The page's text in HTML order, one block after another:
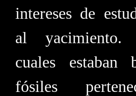
intereses de
al
cuales estaban
fósiles